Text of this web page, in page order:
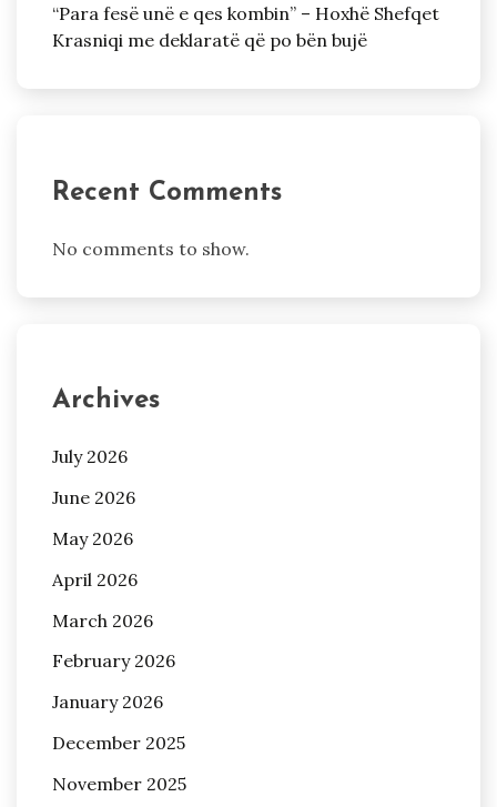
“Para fesë unë e qes kombin” – Hoxhë Shefqet
Krasniqi me deklaratë që po bën bujë
Recent Comments
No comments to show.
Archives
July 2026
June 2026
May 2026
April 2026
March 2026
February 2026
January 2026
December 2025
November 2025